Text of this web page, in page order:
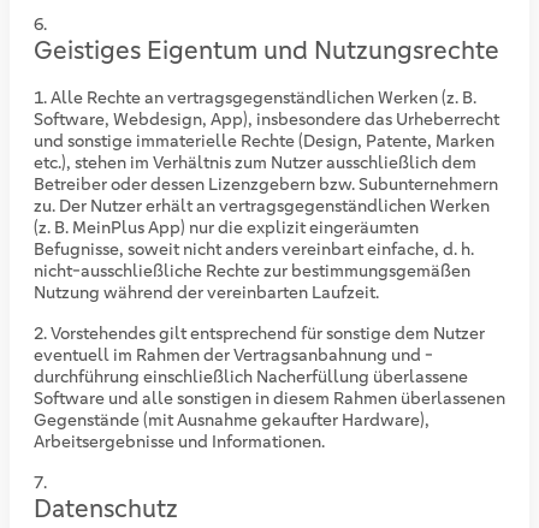
Geistiges Eigentum und Nutzungsrechte
Alle Rechte an vertragsgegenständlichen Werken (z. B.
Software, Webdesign, App), insbesondere das Urheberrecht
und sonstige immaterielle Rechte (Design, Patente, Marken
etc.), stehen im Verhältnis zum Nutzer ausschließlich dem
Betreiber oder dessen Lizenzgebern bzw. Subunternehmern
zu. Der Nutzer erhält an vertragsgegenständlichen Werken
(z. B. MeinPlus App) nur die explizit eingeräumten
Befugnisse, soweit nicht anders vereinbart einfache, d. h.
nicht-ausschließliche Rechte zur bestimmungsgemäßen
Nutzung während der vereinbarten Laufzeit.
Vorstehendes gilt entsprechend für sonstige dem Nutzer
eventuell im Rahmen der Vertragsanbahnung und -
durchführung einschließlich Nacherfüllung überlassene
Software und alle sonstigen in diesem Rahmen überlassenen
Gegenstände (mit Ausnahme gekaufter Hardware),
Arbeitsergebnisse und Informationen.
Datenschutz